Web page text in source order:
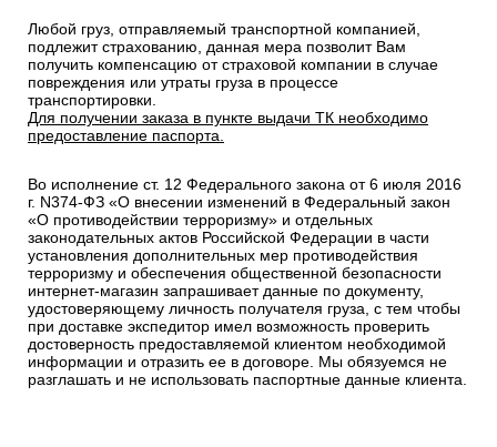
Любой груз, отправляемый транспортной компанией,
подлежит страхованию, данная мера позволит Вам
получить компенсацию от страховой компании в случае
повреждения или утраты груза в процессе
транспортировки.
Для получении заказа в пункте выдачи ТК необходимо
предоставление паспорта.
Во исполнение ст. 12 Федерального закона от 6 июля 2016
г. N374-ФЗ «О внесении изменений в Федеральный закон
«О противодействии терроризму» и отдельных
законодательных актов Российской Федерации в части
установления дополнительных мер противодействия
терроризму и обеспечения общественной безопасности
интернет-магазин запрашивает данные по документу,
удостоверяющему личность получателя груза, с тем чтобы
при доставке экспедитор имел возможность проверить
достоверность предоставляемой клиентом необходимой
информации и отразить ее в договоре. Мы обязуемся не
разглашать и не использовать паспортные данные клиента.